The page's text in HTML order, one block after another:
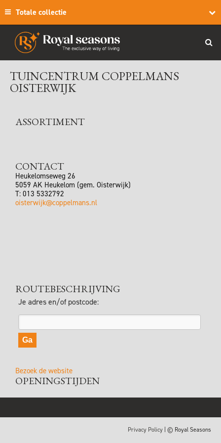
Totale collectie
TUINCENTRUM COPPELMANS
OISTERWIJK
ASSORTIMENT
CONTACT
Heukelomseweg 26
5059 AK Heukelom (gem. Oisterwijk)
T:013 5332792
oisterwijk@coppelmans.nl
ROUTEBESCHRIJVING
Je adres en/of postcode:
Bezoek de website
OPENINGSTIJDEN
Privacy Policy | © Royal Seasons